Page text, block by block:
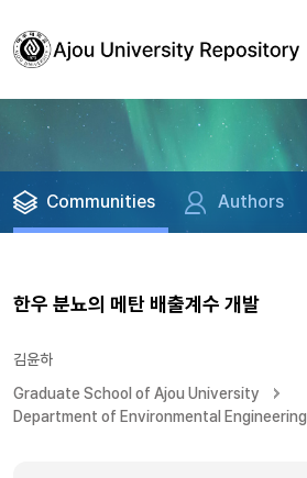
Communities Authors
한우 분뇨의 메탄 배출계수 개발
김윤하
Graduate School of Ajou University
Department of Environmental Engineering